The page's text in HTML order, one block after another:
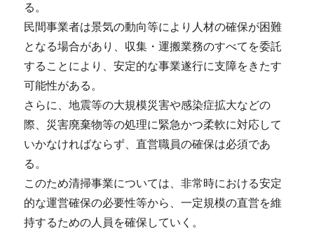
る。
民間事業者は景気の動向等により人材の確保が困難
となる場合があり、収集・運搬業務のすべてを委託
することにより、安定的な事業遂行に支障をきたす
可能性がある。
さらに、地震等の大規模災害や感染症拡大などの
際、災害廃棄物等の処理に緊急かつ柔軟に対応して
いかなければならず、直営職員の確保は必須であ
る。
このため清掃事業については、非常時における安定
的な運営確保の必要性等から、一定規模の直営を維
持するための人員を確保していく。